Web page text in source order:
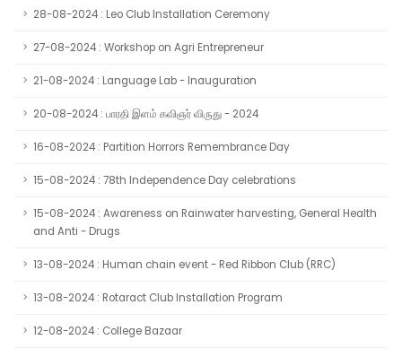
28-08-2024 : Leo Club Installation Ceremony
27-08-2024 : Workshop on Agri Entrepreneur
21-08-2024 : Language Lab - Inauguration
20-08-2024 : பாரதி இளம் கவிஞர் விருது - 2024
16-08-2024 : Partition Horrors Remembrance Day
15-08-2024 : 78th Independence Day celebrations
15-08-2024 : Awareness on Rainwater harvesting, General Health
and Anti - Drugs
13-08-2024 : Human chain event - Red Ribbon Club (RRC)
13-08-2024 : Rotaract Club Installation Program
12-08-2024 : College Bazaar